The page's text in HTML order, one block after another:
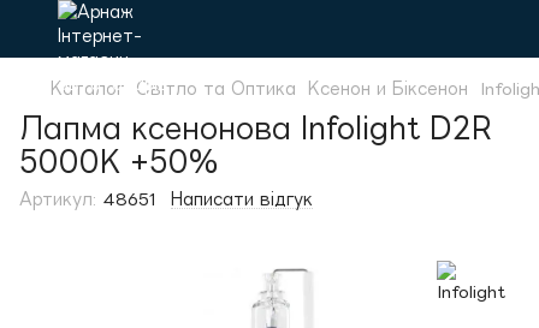
Каталог Світло та Оптика Ксенон и Біксенон
Лапма ксенонова Infolight D2R
5000K +50%
Артикул: 48651 Написати відгук